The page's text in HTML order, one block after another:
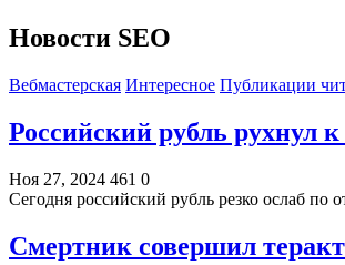
Новости SEO
Вебмастерская Интересное Публикации
Российский рубль рухнул
Ноя 27, 2024 461 0
Сегодня российский рубль резко ослаб
Смертник совершил